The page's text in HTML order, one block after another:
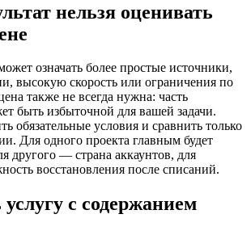
нельзя оценивать
означать более простые источники,
высокую скорость или ограничения по
также не всегда нужна: часть
быть избыточной для вашей задачи.
обязательные условия и сравнить только
Для одного проекта главным будет
другого — страна аккаунтов, для
восстановления после списаний.
с содержанием